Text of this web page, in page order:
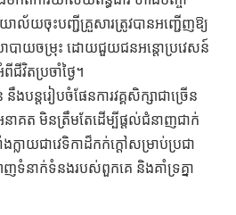
ល័យចុះបញ្ជីគ្រួសារត្រូវបានអញ្ជើញឱ្យ
បាយចម្រុះ ដោយជួយជនអន្តោប្រវេសន៍
ជីវិតប្រចាំថ្ងៃ។
បន្តរៀបចំផែនការវគ្គសិក្សាជាច្រើន
ាគត មិនត្រឹមតែដើម្បីផ្តល់ជំនាញជាក់
ក្លាយជាវេទិកាដ៏កក់ក្តៅសម្រាប់ប្រជា
ាញទំនាក់ទំនងរបស់ពួកគេ និងគាំទ្រគ្នា